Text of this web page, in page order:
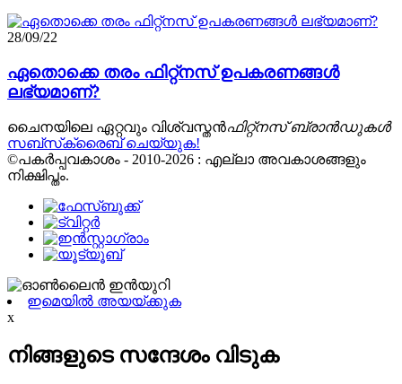
28/09/22
ഏതൊക്കെ തരം ഫിറ്റ്നസ് ഉപകരണങ്ങൾ
ലഭ്യമാണ്?
ചൈനയിലെ ഏറ്റവും വിശ്വസ്തൻഫിറ്റ്നസ് ബ്രാൻഡുകൾ
സബ്‌സ്‌ക്രൈബ് ചെയ്യുക!
©പകർപ്പവകാശം - 2010-2026 : എല്ലാ അവകാശങ്ങളും
നിക്ഷിപ്തം.
ഇമെയിൽ അയയ്ക്കുക
x
നിങ്ങളുടെ സന്ദേശം വിടുക